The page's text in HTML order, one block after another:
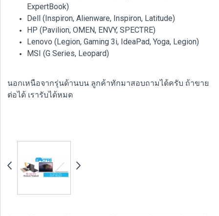
ExpertBook)
Dell (Inspiron, Alienware, Inspiron, Latitude)
HP (Pavilion, OMEN, ENVY, SPECTRE)
Lenovo (Legion, Gaming 3i, IdeaPad, Yoga, Legion)
MSI (G Series, Leopard)
นอกเหนือจากรุ่นด้านบน ลูกค้าทักมาสอบถามได้ครับ ถ้าขาย
ต่อได้ เรารับได้หมด